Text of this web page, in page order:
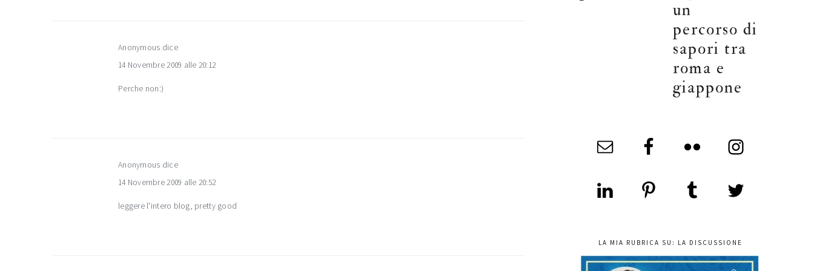
Anonymous dice
14 Novembre 2009 alle 20:12
Perche non:)
Anonymous dice
14 Novembre 2009 alle 20:52
leggere l'intero blog, pretty good
un
percorso di
sapori tra
roma e
giappone
LA MIA RUBRICA SU: LA DISCUSSIONE